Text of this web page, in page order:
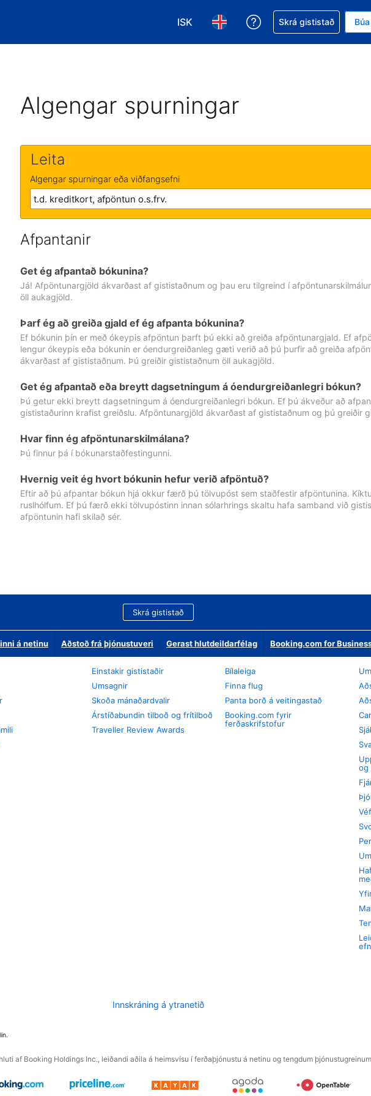
ISK
Veldu gjaldmiðil. Í augnablikinu er
Veldu þitt tungumál. Í
Fá aðstoð við bókunina
Skrá gististað
Algengar spurningar
Leita
Algengar spurningar eða viðfangsefni
Afpantanir
Get ég afpantað bókunina?
Já! Afpöntunargjöld ákvarðast af gististaðnum og þau eru tilgreind í
öll aukagjöld.
Þarf ég að greiða gjald ef ég afpanta bókunina?
Ef bókunin þín er með ókeypis afpöntun þarft þú ekki að greiða afpöntunargjald. Ef
lengur ókeypis eða bókunin er óendurgreiðanleg gæti verið að þú þurfir að greiða
ákvarðast af gististaðnum. Þú greiðir gististaðnum öll aukagjöld.
Get ég afpantað eða breytt dagsetningum á óendurgreiðanlegri bókun?
Þú getur ekki breytt dagsetningum á óendurgreiðanlegri bókun. Ef þú ákveður að
gististaðurinn krafist greiðslu. Afpöntunargjöld ákvarðast af gististaðnum og þú greiðir
Hvar finn ég afpöntunarskilmálana?
Þú finnur þá í bókunarstaðfestingunni.
Hvernig veit ég hvort bókunin hefur verið afpöntuð?
Eftir að þú afpantar bókun hjá okkur færð þú tölvupóst sem staðfestir afpöntunina.
ruslhólfum. Ef þú færð ekki tölvupóstinn innan sólarhrings skaltu hafa samband við
afpöntunin hafi skilað sér.
Skrá gististað
á netinu Aðstoð frá þjónustuveri Gerast hlutdeildarfélag Booking.com for
Einstakir gististaðir
Umsagnir
Skoða mánaðardvalir
Árstíðabundin tilboð og frítilboð
Traveller Review Awards
Bílaleiga
Finna flug
Panta borð á veitingastað
Booking.com fyrir
ferðaskrifstofur
og
Innskráning á ytranetið
af Booking Holdings Inc., leiðandi aðila á heimsvísu í ferðaþjónustu á netinu og tengdum